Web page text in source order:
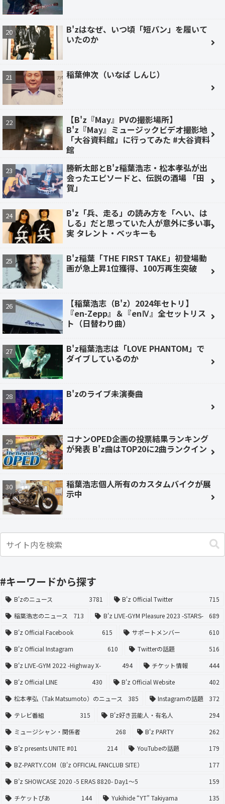
B'zはなぜ、いつ頃「短パン」を履いて
いたのか
稲葉伸次（いなば しんじ）
【B'z『May』PVの撮影場所】
B'z『May』ミュージックビデオ撮影地
「大谷資料館」に行ってみた #大谷資料
館
勝新太郎とB'z稲葉浩志・松本孝弘が出
会ったエピソードと、伝説の酒場 「田
賀」
B'z「兵、走る」の読み方を「へい、は
しる」だと思っていた人が意外に多い事
実 タレント・ベッキーも
B'z稲葉「THE FIRST TAKE」初登場動
画が急上昇1位獲得、100万再生突破
【稲葉浩志（B'z）2024年セトリ】
『en-Zepp』＆『enⅣ』全セットリス
ト（日替わり曲）
B'z稲葉浩志は「LOVE PHANTOM」で
ダイブしているのか
B'zのライブ未演奏曲
コナンOPED企画の投票結果ランキング
が発表 B'z曲はTOP20に2曲ランクイン
稲葉浩志個人所有のカスタムバイクが展
示中
#キーワードから探す
B'zのニュース 3781 B'z Official Twitter
715
稲葉浩志のニュース
713 B'z LIVE-GYM Pleasure 2023 -STARS-
689
B'z Official Facebook
615 サポートメンバー
610
B'z Official Instagram
610 Twitterの話題
516
B'z LIVE-GYM 2022 -Highway X-
494 チケット情報
444
B'z Official LINE
430 B'z Official Website
402
松本孝弘（Tak Matsumoto）のニュース
385 Instagramの話題
372
テレビ番組
315 B'z好き芸能人・有名人
294
ミュージシャン・関係者
268 B'z PARTY
262
B’z presents UNITE #01
214 YouTubeの話題
179
BZ-PARTY.COM（B'z OFFICIAL FANCLUB SITE）
177
B’z SHOWCASE 2020 -5 ERAS 8820- Day1〜5
159
チケットぴあ
144 Yukihide “YT” Takiyama
135